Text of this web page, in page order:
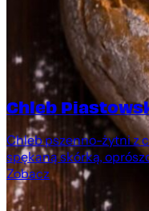
Chleb
Chleb pszenno-żytni z
spękaną skórką,
Zobacz